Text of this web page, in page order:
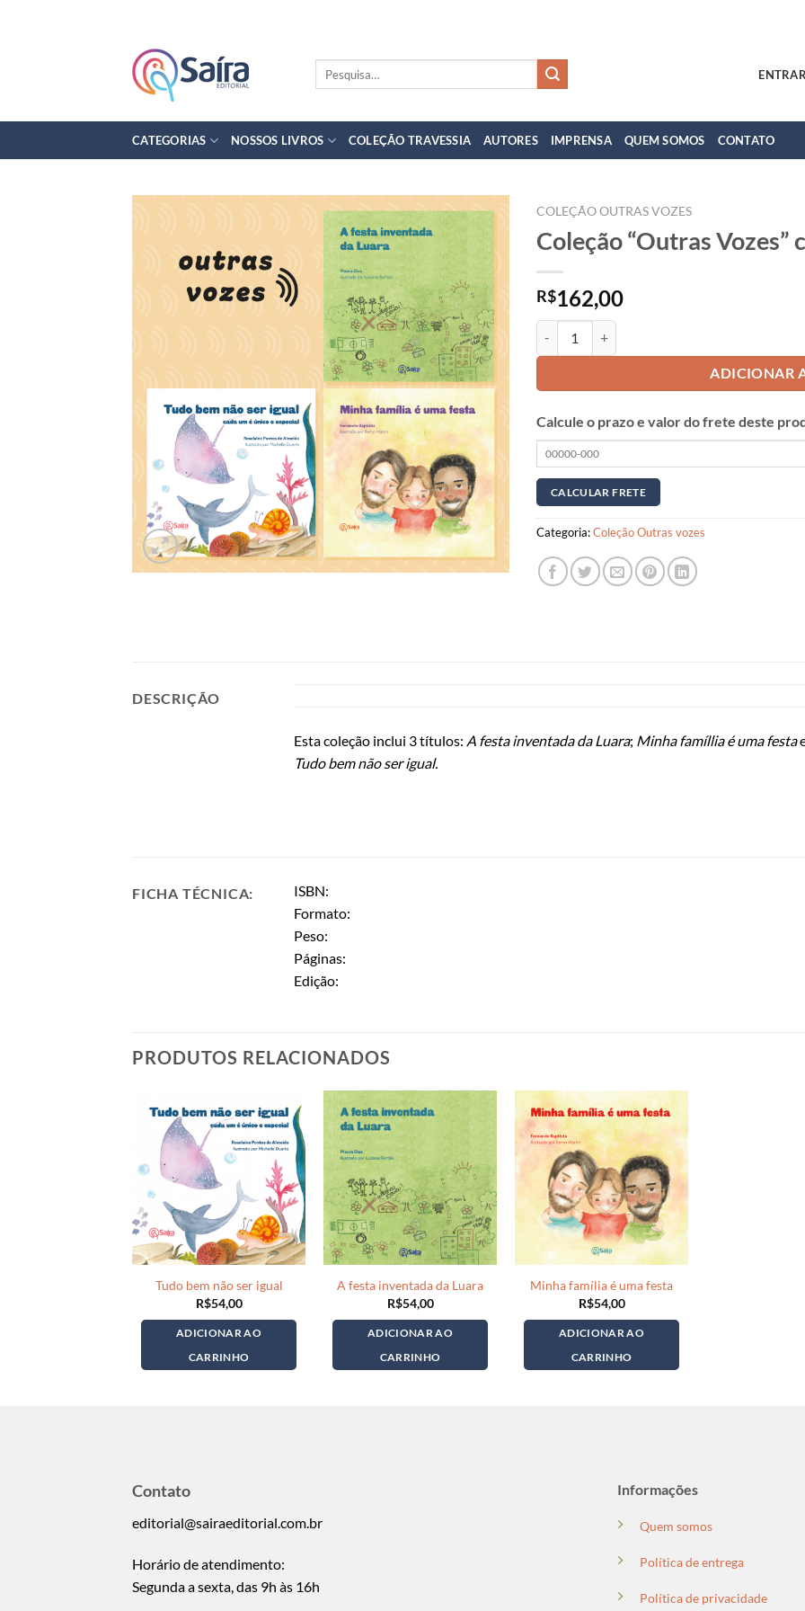
CATEGORIAS NOSSOS LIVROS COLEÇÃO TRAVESSIA AUTORES IMPRENSA QUEM SOMOS CONTATO
COLEÇÃO OUTRAS VOZES
Coleção “Outras Vozes”
R$162,00
ADICIONAR
Calcule o prazo e valor do frete deste
Categoria:Coleção Outras vozes
DESCRIÇÃO
Esta coleção inclui 3 títulos: A festa inventada da Luara; Minha famíllia é uma festa
Tudo bem não ser igual.
FICHA TÉCNICA:
ISBN:
Formato:
Peso:
Páginas:
Edição:
PRODUTOS RELACIONADOS
Tudo bem não ser igual
R$54,00
ADICIONAR AO
CARRINHO
A festa inventada da Luara
R$54,00
ADICIONAR AO
CARRINHO
Minha família é uma festa
R$54,00
ADICIONAR AO
CARRINHO
Contato
editorial@sairaeditorial.com.br
Horário de atendimento:
Segunda a sexta, das 9h às 16h
Informações
Quem somos
Política de entrega
Política de privacidade